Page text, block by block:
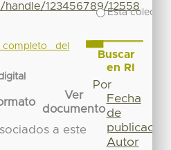
123456789/12558
del
Ver
documento
a este
Esta
Buscar
en RI
Por
Fecha
de
publicación
Autor